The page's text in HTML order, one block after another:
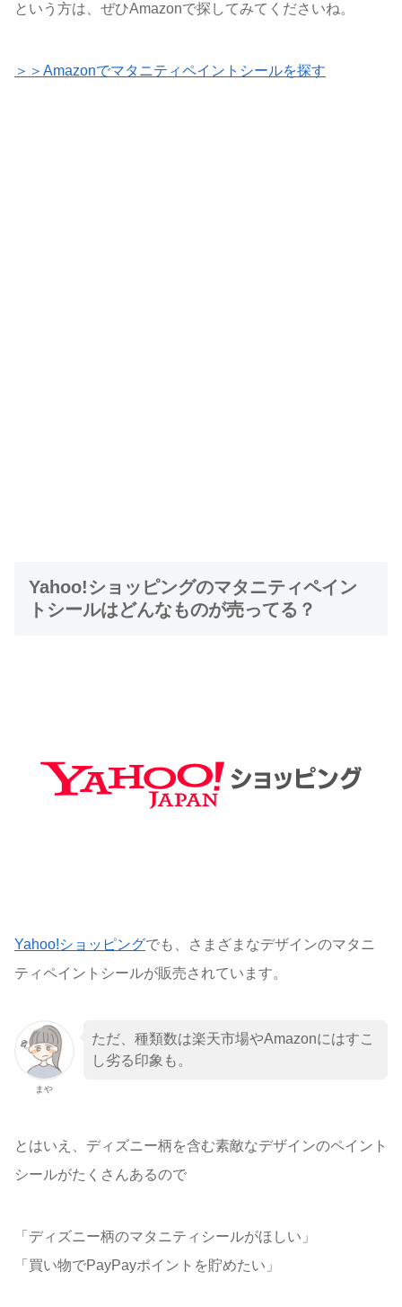
という方は、ぜひAmazonで探してみてくださいね。
＞＞Amazonでマタニティペイントシールを探す
Yahoo!ショッピングのマタニティペイン
トシールはどんなものが売ってる？
Yahoo!ショッピングでも、さまざまなデザインのマタニ
ティペイントシールが販売されています。
まや
ただ、種類数は楽天市場やAmazonにはすこ
し劣る印象も。
とはいえ、ディズニー柄を含む素敵なデザインのペイント
シールがたくさんあるので
「ディズニー柄のマタニティシールがほしい」
「買い物でPayPayポイントを貯めたい」